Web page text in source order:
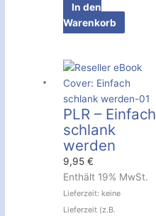
In den
Warenkorb
PLR – Einfach
schlank
werden
9,95€
Enthält 19% MwSt.
Lieferzeit: keine
Lieferzeit (z.B.